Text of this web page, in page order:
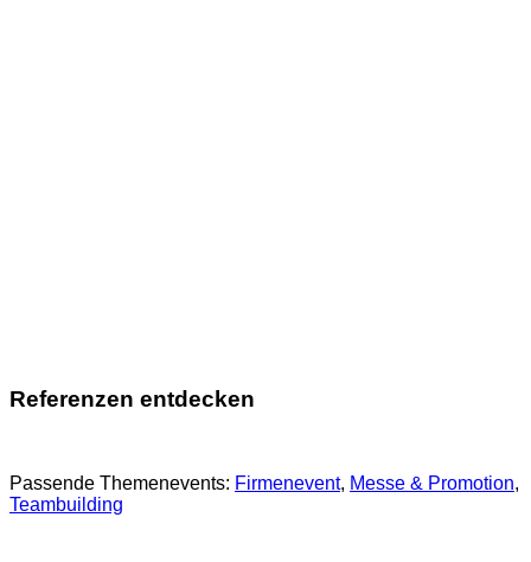
Referenzen entdecken
Passende Themenevents: Firmenevent, Messe & Promotion
Teambuilding